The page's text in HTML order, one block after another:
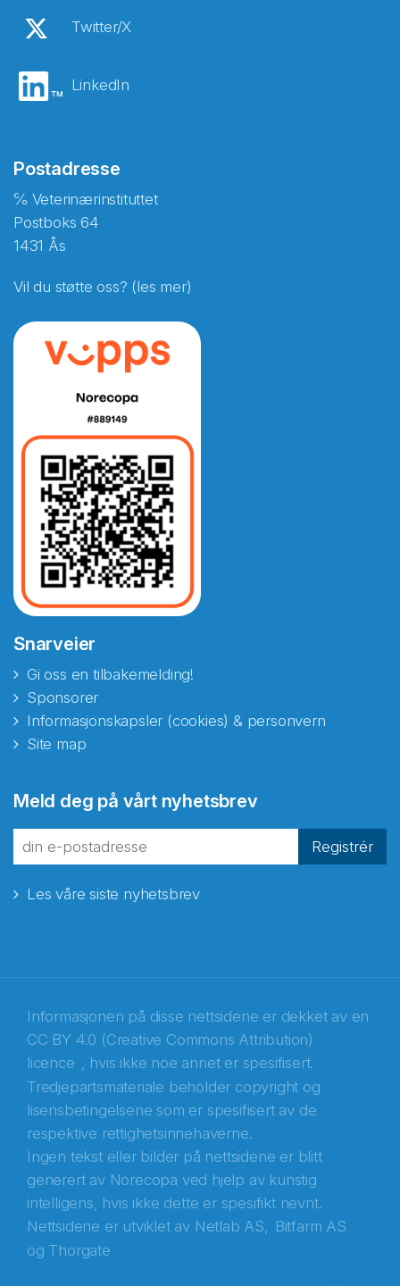
Twitter/X
LinkedIn
Postadresse
℅ Veterinærinstituttet
Postboks 64
1431 Ås
Vil du støtte oss? (les mer)
Snarveier
Gi oss en tilbakemelding!
Sponsorer
Informasjonskapsler (cookies) & personvern
Site map
Meld deg på vårt nyhetsbrev
Registrér
Les våre siste nyhetsbrev
Informasjonen på disse nettsidene er dekket av en
CC BY 4.0 (Creative Commons Attribution)
licence , hvis ikke noe annet er spesifisert.
Tredjepartsmateriale beholder copyright og
lisensbetingelsene som er spesifisert av de
respektive rettighetsinnehaverne.
Ingen tekst eller bilder på nettsidene er blitt
generert av Norecopa ved hjelp av kunstig
intelligens, hvis ikke dette er spesifikt nevnt.
Nettsidene er utviklet av Netlab AS, Bitfarm AS
og Thorgate
fra Norecopa